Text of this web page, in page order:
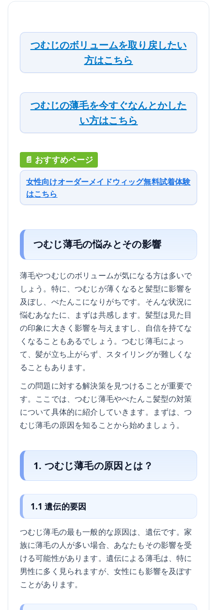
つむじのボリュームを取り戻したい
方はこちら
つむじの薄毛を今すぐなんとかした
い方はこちら
女性向けオーダーメイドウィッグ無料試着体験
はこちら
つむじ薄毛の悩みとその影響
薄毛やつむじのボリュームが気になる方は多いで
しょう。特に、つむじが薄くなると髪型に影響を
及ぼし、ぺたんこになりがちです。そんな状況に
悩むあなたに、まずは共感します。髪型は見た目
の印象に大きく影響を与えますし、自信を持てな
くなることもあるでしょう。つむじ薄毛によっ
て、髪が立ち上がらず、スタイリングが難しくな
ることもあります。
この問題に対する解決策を見つけることが重要で
す。ここでは、つむじ薄毛やぺたんこ髪型の対策
について具体的に紹介していきます。まずは、つ
むじ薄毛の原因を知ることから始めましょう。
1. つむじ薄毛の原因とは？
1.1 遺伝的要因
つむじ薄毛の最も一般的な原因は、遺伝です。家
族に薄毛の人が多い場合、あなたもその影響を受
ける可能性があります。遺伝による薄毛は、特に
男性に多く見られますが、女性にも影響を及ぼす
ことがあります。